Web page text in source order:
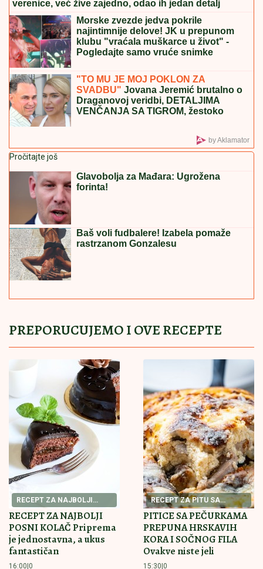
DRŽAVA DAJE 20.000 EVRA:Evo šta je potrebno za
subvenciju za prvu nekretninu
BLOKIRAN METRO U BUDIMPEŠTI:
TEŠKA NESREĆA NA
MAGISTRALNOM PUTU!
Milena Popović nikad emotivnija! Javno se obratila
HAOS U AMERICI!Umalo otkinula
glavu protivnici, pa šokirala svet
porukom (VIDEO/FOTO)
Horor kod Sopota: Amerikanac (61)
čupao suprugu za kosu na ulici, pa je
štapom udarao po glavi